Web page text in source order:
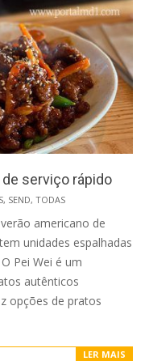
serviço rápido
, SEND, TODAS
americano de
unidades espalhadas
Pei Wei é um
autênticos
opções de pratos
LER MAIS